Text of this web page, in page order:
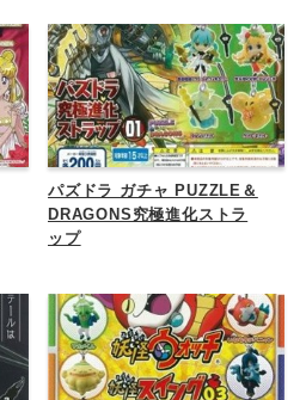
パズドラ ガチャ PUZZLE＆
DRAGONS究極進化ストラ
ップ